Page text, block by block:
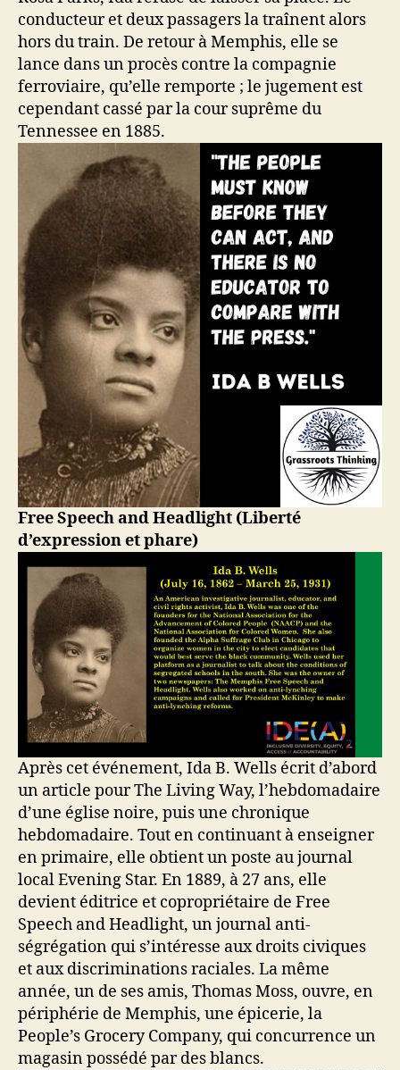
conducteur et deux passagers la traînent alors
hors du train. De retour à Memphis, elle se
lance dans un procès contre la compagnie
ferroviaire, qu’elle remporte ; le jugement est
cependant cassé par la cour suprême du
Tennessee en 1885.
Free Speech and Headlight (Liberté
d’expression et phare)
Après cet événement, Ida B. Wells écrit d’abord
un article pour The Living Way, l’hebdomadaire
d’une église noire, puis une chronique
hebdomadaire. Tout en continuant à enseigner
en primaire, elle obtient un poste au journal
local Evening Star. En 1889, à 27 ans, elle
devient éditrice et copropriétaire de Free
Speech and Headlight, un journal anti-
ségrégation qui s’intéresse aux droits civiques
et aux discriminations raciales. La même
année, un de ses amis, Thomas Moss, ouvre, en
périphérie de Memphis, une épicerie, la
People’s Grocery Company, qui concurrence un
magasin possédé par des blancs.